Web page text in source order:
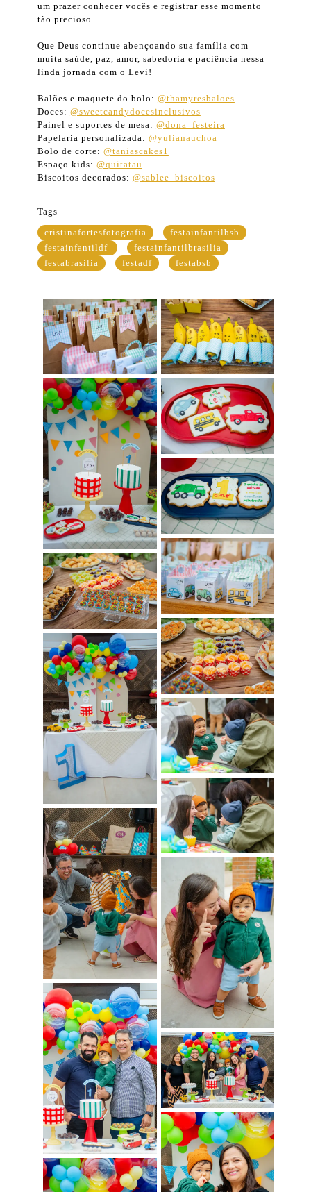
um prazer conhecer vocês e registrar esse momento
tão precioso.
Que Deus continue abençoando sua família com
muita saúde, paz, amor, sabedoria e paciência nessa
linda jornada com o Levi!
Balões e maquete do bolo: @thamyresbaloes
Doces: @sweetcandydocesinclusivos
Painel e suportes de mesa: @dona_festeira
Papelaria personalizada: @yulianauchoa
Bolo de corte: @taniascakes1
Espaço kids: @quitatau
Biscoitos decorados: @sablee_biscoitos
Tags
cristinafortesfotografia
festainfantilbsb
festainfantildf
festainfantilbrasilia
festabrasilia
festadf festabsb